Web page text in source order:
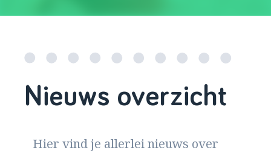
Nieuws overzicht
Hier vind je allerlei nieuws over